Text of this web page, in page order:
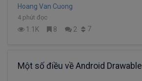
Hoang Van Cuong
4 phút đọc
1.1K 8 2 7
Một số điều về Android Drawable